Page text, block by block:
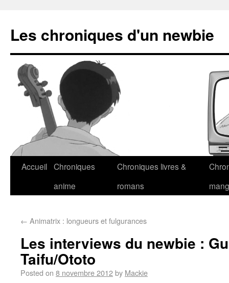
Les chroniques d'un newbie
Accueil Chroniques
anime
Chroniques livres &
romans
← Animatrix : longueurs et fulgurances
Les interviews du newbie :
Taifu/Ototo
Posted on 8 novembre 2012by Mackie